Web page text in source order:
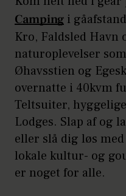
Camping i
Kro, Faldsled Havn
naturoplevelser
Øhavsstien og
overnatte i 40kvm
Teltsuiter,
Lodges. Slap af og
eller slå dig løs
lokale kultur- og
er noget for alle.